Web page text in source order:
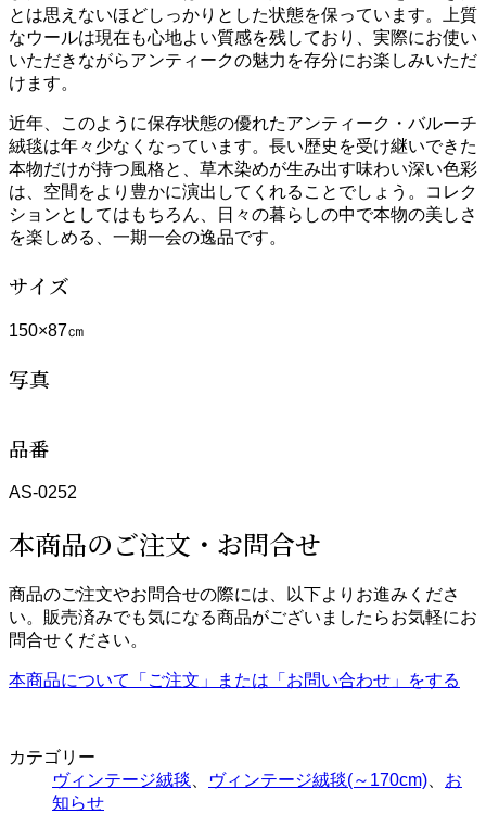
とは思えないほどしっかりとした状態を保っています。上質
なウールは現在も心地よい質感を残しており、実際にお使い
いただきながらアンティークの魅力を存分にお楽しみいただ
けます。
近年、このように保存状態の優れたアンティーク・バルーチ
絨毯は年々少なくなっています。長い歴史を受け継いできた
本物だけが持つ風格と、草木染めが生み出す味わい深い色彩
は、空間をより豊かに演出してくれることでしょう。コレク
ションとしてはもちろん、日々の暮らしの中で本物の美しさ
を楽しめる、一期一会の逸品です。
サイズ
150×87㎝
写真
品番
AS-0252
本商品のご注文・お問合せ
商品のご注文やお問合せの際には、以下よりお進みくださ
い。販売済みでも気になる商品がございましたらお気軽にお
問合せください。
本商品について「ご注文」または「お問い合わせ」をする
カテゴリー
ヴィンテージ絨毯
ヴィンテージ絨毯(～170cm)
お
知らせ